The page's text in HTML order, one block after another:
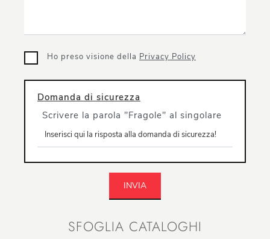
SFOGLIA CATALOGHI
Ho preso visione della Privacy Policy
Domanda di sicurezza
Scrivere la parola "Fragole" al singolare
INVIA